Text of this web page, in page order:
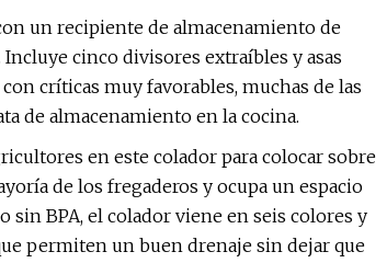
un recipiente de almacenamiento de
cinco divisores extraíbles y asas
críticas muy favorables, muchas de las
de almacenamiento en la cocina.
en este colador para colocar sobre
de los fregaderos y ocupa un espacio
BPA, el colador viene en seis colores y
permiten un buen drenaje sin dejar que